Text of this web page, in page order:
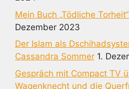
Mein Buch „Tödliche
Dezember 2023
Der Islam als
Cassandra Sommer 1.
Gespräch mit Compact TV
Wagenknecht und die